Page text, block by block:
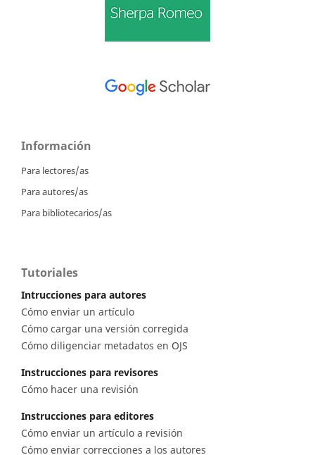
Información
Para lectores/as
Para autores/as
Para bibliotecarios/as
Tutoriales
Intrucciones para autores
Cómo enviar un artículo
Cómo cargar una versión corregida
Cómo diligenciar metadatos en OJS
Instrucciones para revisores
Cómo hacer una revisión
Instrucciones para editores
Cómo enviar un artículo a revisión
Cómo enviar correcciones a los autores